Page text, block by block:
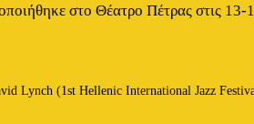
στο Θέατρο Πέτρας στις 13-